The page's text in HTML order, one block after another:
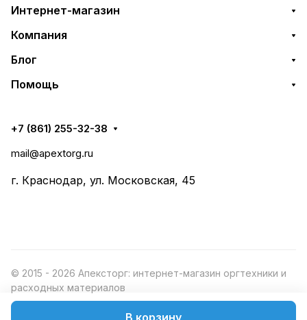
В корзину
Интернет-магазин
Компания
Блог
Помощь
+7 (861) 255-32-38
mail@apextorg.ru
г. Краснодар, ул. Московская, 45
© 2015 - 2026 Апексторг: интернет-магазин оргтехники и
расходных материалов